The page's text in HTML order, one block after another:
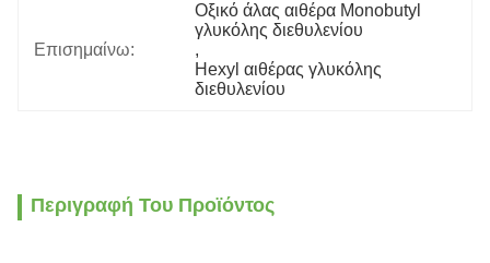
Επισημαίνω:
Οξικό άλας αιθέρα Monobutyl
γλυκόλης διεθυλενίου
,
Hexyl αιθέρας γλυκόλης
διεθυλενίου
Περιγραφή Του Προϊόντος